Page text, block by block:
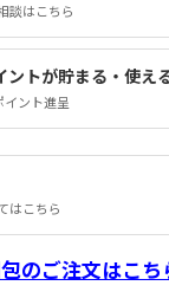
談はこちら
ントが貯まる・使え
イント進呈
はこちら
のご注文はこち